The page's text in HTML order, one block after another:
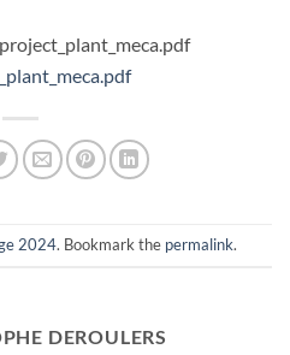
2024. Bookmark the permalink.
DEROULERS